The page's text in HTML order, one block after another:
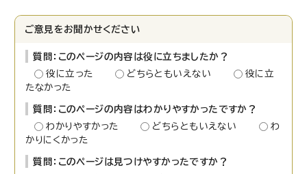
ご意見をお聞かせください
質問：このページの内容は役に立ちましたか？
役に立った
どちらともいえない
役に立
たなかった
質問：このページの内容はわかりやすかったですか？
わかりやすかった
どちらともいえない
わ
かりにくかった
質問：このページは見つけやすかったですか？